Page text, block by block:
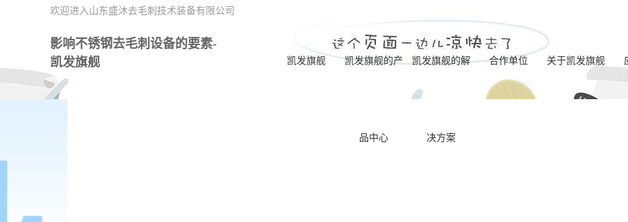
欢迎进入山东盛沐去毛刺技术装备有限公司
影响不锈钢去毛刺设备的要素-
凯发旗舰
凯发旗舰 凯发旗舰的产
品中心
准机型
一体式电解成型
凯发旗舰的解
决方案
合作单位 关于凯发旗舰